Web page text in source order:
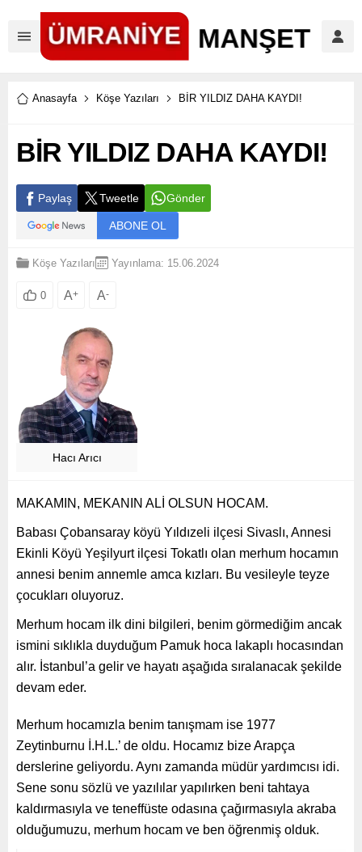
Anasayfa Köşe Yazıları BİR YILDIZ DAHA KAYDI!
BİR YILDIZ DAHA KAYDI!
Paylaş Tweetle Gönder
ABONE OL
Köşe Yazıları Yayınlama: 15.06.2024
0 A+ A-
Hacı Arıcı
MAKAMIN, MEKANIN ALİ OLSUN HOCAM.
Babası Çobansaray köyü Yıldızeli ilçesi Sivaslı, Annesi
Ekinli Köyü Yeşilyurt ilçesi Tokatlı olan merhum hocamın
annesi benim annemle amca kızları. Bu vesileyle teyze
çocukları oluyoruz.
Merhum hocam ilk dini bilgileri, benim görmediğim ancak
ismini sıklıkla duyduğum Pamuk hoca lakaplı hocasından
alır. İstanbul’a gelir ve hayatı aşağıda sıralanacak şekilde
devam eder.
Merhum hocamızla benim tanışmam ise 1977
Zeytinburnu İ.H.L.’ de oldu. Hocamız bize Arapça
derslerine geliyordu. Aynı zamanda müdür yardımcısı idi.
Sene sonu sözlü ve yazılılar yapılırken beni tahtaya
kaldırmasıyla ve teneffüste odasına çağırmasıyla akraba
olduğumuzu, merhum hocam ve ben öğrenmiş olduk.